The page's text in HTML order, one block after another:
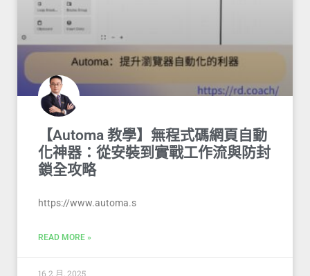
【Automa 教學】無程式碼網頁自動
化神器：從安裝到實戰工作流與防封
鎖全攻略
https://www.automa.s
READ MORE »
16 2 月, 2025